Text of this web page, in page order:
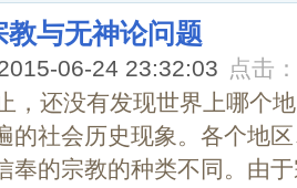
教与无神论问题
06-24 23:32:03 点击：
，还没有发现世界上哪个
的社会历史现象。各个地
奉的宗教的种类不同。由